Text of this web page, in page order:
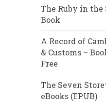
The Ruby in the
Book
A Record of
& Customs –
Free
The Seven
eBooks (EPUB)